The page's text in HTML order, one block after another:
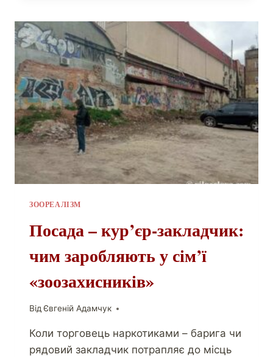
ЗООРЕАЛІЗМ
Посада – кур’єр-закладчик:
чим заробляють у сім’ї
«зоозахисників»
ВідЄвгеній Адамчук
Коли торговець наркотиками – барига чи
рядовий закладчик потрапляє до місць